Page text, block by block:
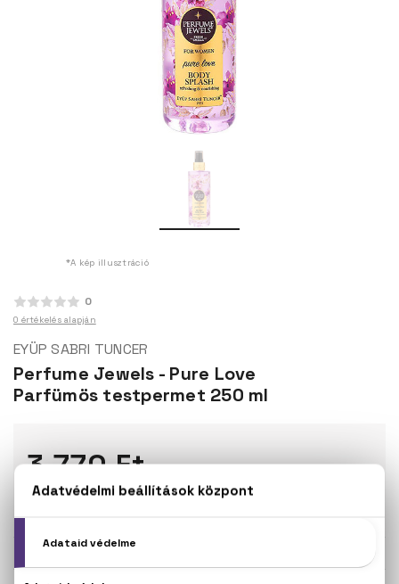
*A kép illusztráció
0
0 értékelés alapján
EYÜP SABRI TUNCER
Perfume Jewels - Pure Love
Parfümös testpermet 250 ml
3.770 Ft